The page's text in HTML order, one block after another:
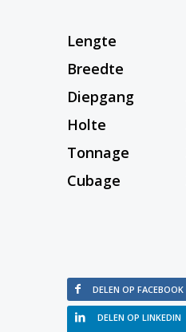
Lengte
Breedte
Diepgang
Holte
Tonnage
Cubage
DELEN OP FACEBOOK
DELEN OP LINKEDIN